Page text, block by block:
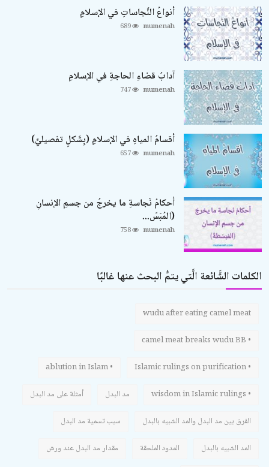
أنواعُ النَّجاساتِ في الإسلامِ
mumenah
آدابُ قضاءِ الحاجةِ في الإسلامِ
mumenah
أقسامُ المياهِ في الإسلامِ (بِشَكلٍ تفصيليٍّ)
mumenah
أحكامُ نَجاسةِ ما يخرجُ من جسمِ الإنسانِ
(المُبَسّ...
mumenah
الكلمات الشَّائعة الَّتي يتمُّ البحث عنها غالبًا
wudu after eating camel meat
• camel meat breaks wudu BB
• Islamic rulings on purification
• ablution in Islam
• wisdom in Islamic rulings مد البدل أمثلة على مد البدل
الفرق بين مد البدل والمد الشبيه بالبدل سبب تسمية مد البدل
المد الشبيه بالبدل المدود الملحقة مقدار مد البدل عند ورش